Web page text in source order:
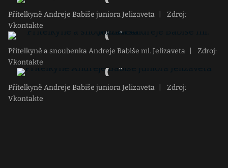
Přítelkyně Andreje Babiše juniora Jelizaveta
Zdroj:
Vkontakte
Přítelkyně a snoubenka Andreje Babiše ml. Jelizaveta
Zdroj:
Vkontakte
Přítelkyně Andreje Babiše juniora Jelizaveta
Zdroj:
Vkontakte